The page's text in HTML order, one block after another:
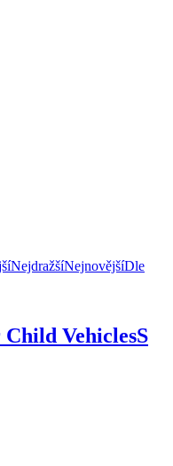
NejdražšíNejnovějšíDle
VehiclesS